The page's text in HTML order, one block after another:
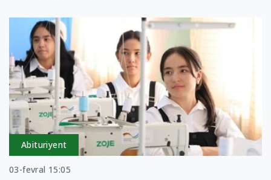
Abituriyent
03-fevral 15:05